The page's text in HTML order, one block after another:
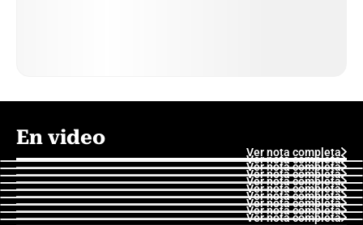
En video
Ver nota completa
Ver nota completa
Ver nota completa
Ver nota completa
Ver nota completa
Ver nota completa
Ver nota completa
Ver nota completa
Ver nota completa
Ver nota completa